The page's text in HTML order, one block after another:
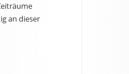
an dieser